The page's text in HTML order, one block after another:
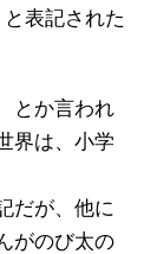
表記された
とか言われ
界は、小学
だが、他に
がのび太の